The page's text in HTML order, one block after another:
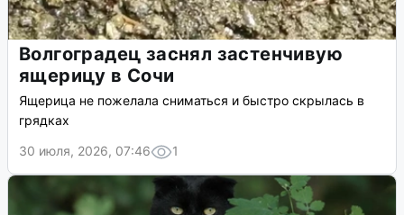
Волгоградец заснял застенчивую
ящерицу в Сочи
Ящерица не пожелала сниматься и быстро скрылась в
грядках
30 июля, 2026, 07:46
1